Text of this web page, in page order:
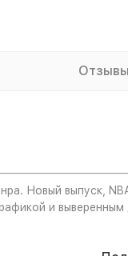
Отзывы
Новый выпуск,
и